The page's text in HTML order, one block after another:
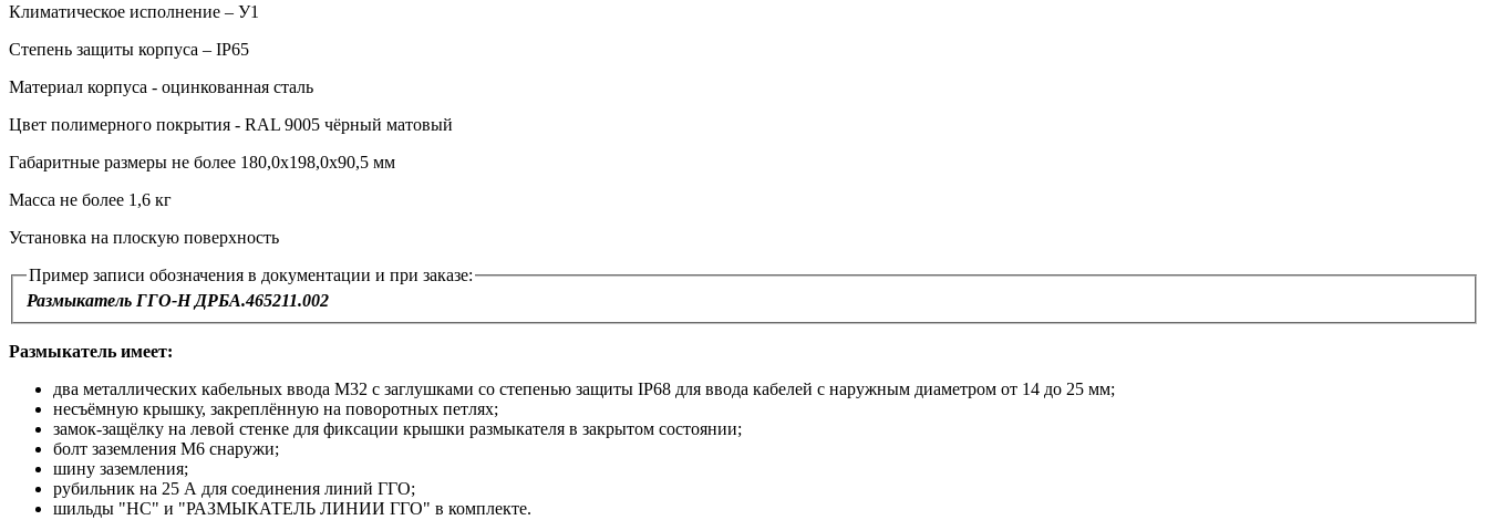
Климатическое исполнение – У1
Степень защиты корпуса – IP65
Материал корпуса - оцинкованная сталь
Цвет полимерного покрытия - RAL 9005 чёрный матовый
Габаритные размеры не более 180,0х198,0х90,5 мм
Масса не более 1,6 кг
Установка на плоскую поверхность
Пример записи обозначения в документации и при заказе:
Размыкатель ГГО-Н ДРБА.465211.002
Размыкатель имеет:
два металлических кабельных ввода М32 с заглушками со степенью защиты IP68 для ввода кабелей с наружным диаметром от 14 до 25 мм;
несъёмную крышку, закреплённую на поворотных петлях;
замок-защёлку на левой стенке для фиксации крышки размыкателя в закрытом состоянии;
болт заземления М6 снаружи;
шину заземления;
рубильник на 25 А для соединения линий ГГО;
шильды "НС" и "РАЗМЫКАТЕЛЬ ЛИНИИ ГГО" в комплекте.